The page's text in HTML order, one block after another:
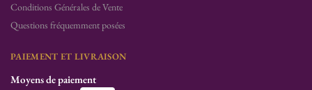
Conditions Générales de Vente
Questions fréquemment posées
PAIEMENT ET LIVRAISON
Moyens de paiement